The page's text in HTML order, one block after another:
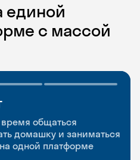
единой
с массой
общаться
домашку и заниматься
одной платформе
новые слова где
практики
с преподавателями